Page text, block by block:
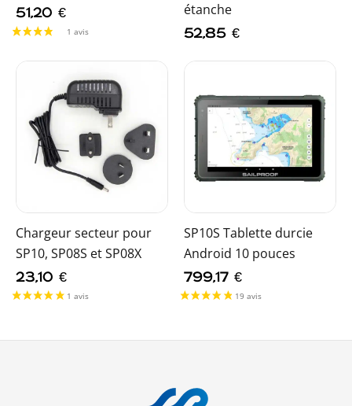
51,20 €
étanche
52,85 €
Chargeur secteur pour
SP10, SP08S et SP08X
23,10 €
SP10S Tablette durcie
Android 10 pouces
799,17 €